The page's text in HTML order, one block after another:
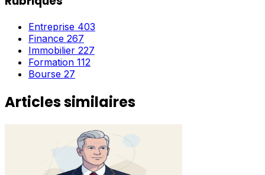
Entreprise 403
Finance 267
Immobilier 227
Formation 112
Bourse 27
Articles similaires